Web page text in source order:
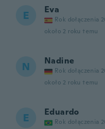
E Eva
Rok dołączenia
około 2 roku temu
N Nadine
Rok dołączenia
około 2 roku temu
E Eduardo
Rok dołączenia